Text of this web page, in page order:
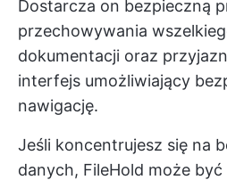
Dostarcza on bezpieczną
przechowywania
dokumentacji oraz
interfejs umożliwiający
nawigację.
Jeśli koncentrujesz się na
danych, FileHold może